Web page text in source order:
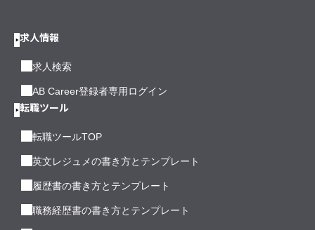
求人情報
求人検索
AB Career登録者専用ログイン
転職ツール
転職ツールTOP
英文レジュメの書き方とテンプレート
履歴書の書き方とテンプレート
職務経歴書の書き方とテンプレート